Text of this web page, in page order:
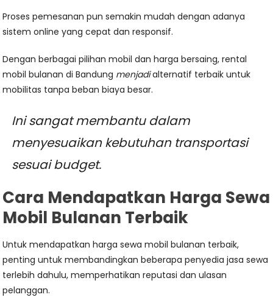
Proses pemesanan pun semakin mudah dengan adanya
sistem online yang cepat dan responsif.
Dengan berbagai pilihan mobil dan harga bersaing, rental
mobil bulanan di Bandung menjadialternatif terbaik untuk
mobilitas tanpa beban biaya besar.
Ini sangat membantu dalam
menyesuaikan kebutuhan transportasi
sesuai budget.
Cara Mendapatkan Harga Sewa
Mobil Bulanan Terbaik
Untuk mendapatkan harga sewa mobil bulanan terbaik,
penting untuk membandingkan beberapa penyedia jasa sewa
terlebih dahulu, memperhatikan reputasi dan ulasan
pelanggan.